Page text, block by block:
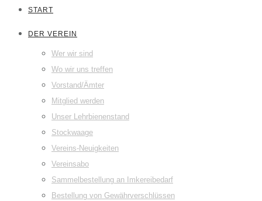
START
DER VEREIN
Wer wir sind
Wo wir uns treffen
Vorstand/Ämter
Mitglied werden
Unser Lehrbienenstand
Stockwaage
Vereins-Neuigkeiten
Vereinsabo
Sammelbestellung an Imkereibedarf
Bestellung von Gewährverschlüssen